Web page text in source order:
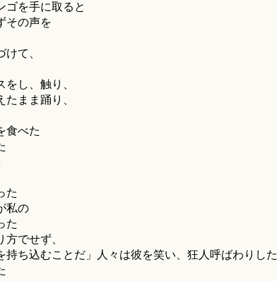
ゴを手に取ると
その声を
て、
をし、触り、
まま踊り、
食べた
た
私の
た
でせず、
持ち込むことだ」人々は彼を笑い、狂人呼ばわりした